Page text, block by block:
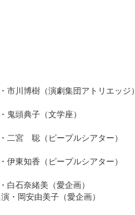
川博樹（演劇集団アトリエッジ）
頭典子（文学座）
二宮 聡（ピープルシアター）
東知香（ピープルシアター）
石奈緒美（愛企画）
子（愛企画）